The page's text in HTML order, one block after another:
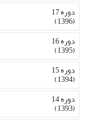
دوره 17
(1396)
دوره 16
(1395)
دوره 15
(1394)
دوره 14
(1393)